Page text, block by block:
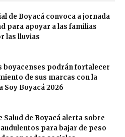
de Boyacá convoca a jornada
para apoyar a las familias
las lluvias
boyacenses podrán fortalecer
de sus marcas con la
Soy Boyacá 2026
Salud de Boyacá alerta sobre
para bajar de peso